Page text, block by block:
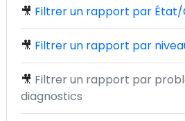
🎥 Filtrer un rapport par
🎥 Filtrer un rapport par
🎥 Filtrer un rapport par
diagnostics